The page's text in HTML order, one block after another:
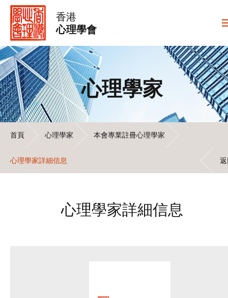
香港
心理學會
心理學家
首頁 心理學家 本會專業註冊心理學家
心理學家詳細信息
心理學家詳細信息